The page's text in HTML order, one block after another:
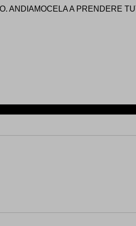
ANDIAMOCELA A PRENDERE